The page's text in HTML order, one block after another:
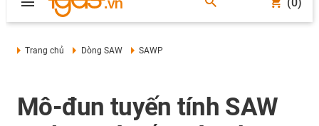
Trang chủ Dòng SAW SAWP
Mô-đun tuyến tính SAW